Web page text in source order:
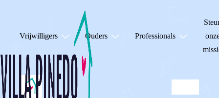
Vrijwilligers Ouders Professionals